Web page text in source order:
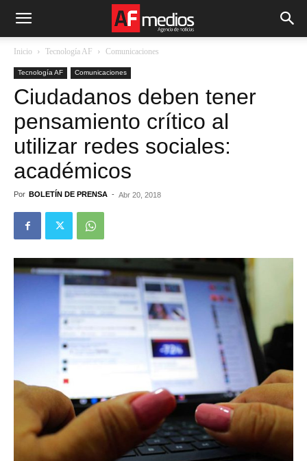
Inicio Tecnología AF Comunicaciones
Tecnología AF Comunicaciones
Ciudadanos deben tener
pensamiento crítico al
utilizar redes sociales:
académicos
Por BOLETÍN DE PRENSA - Abr 20, 2018